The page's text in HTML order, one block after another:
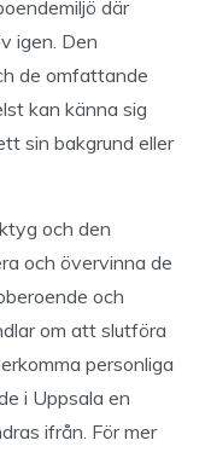
där
igen. Den
de omfattande
kan känna sig
sin bakgrund eller
och den
och övervinna de
och
om att slutföra
personliga
i Uppsala en
ifrån. För mer